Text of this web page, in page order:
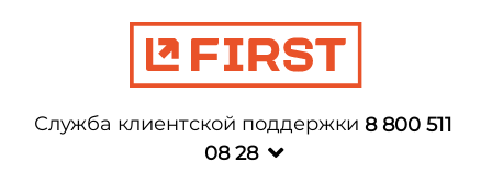
Служба клиентской поддержки 8 800 511
08 28